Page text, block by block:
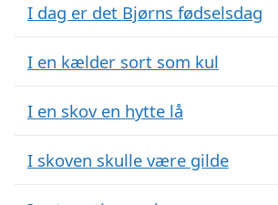
I dag er det Bjørns fødselsdag
I en kælder sort som kul
I en skov en hytte lå
I skoven skulle være gilde